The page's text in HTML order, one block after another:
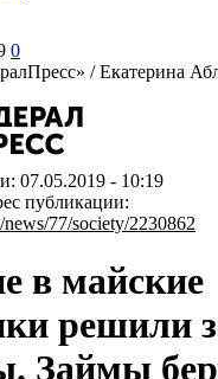
0
/Екатерина
07.05.2019 - 10:19
публикации:
news/77/society/2230862
в майские
решили
Займы